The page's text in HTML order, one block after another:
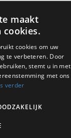
maakt
cookies.
cookies om uw
te verbeteren. Door
stemt u in met
met ons
verder